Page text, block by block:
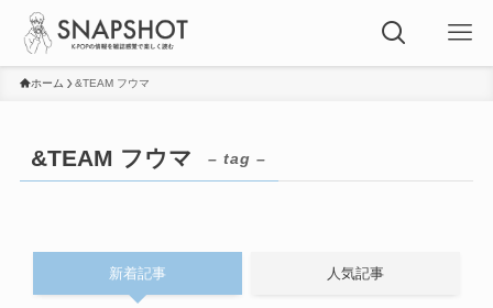
ホーム &TEAM フウマ
&TEAM フウマ – tag –
新着記事 人気記事